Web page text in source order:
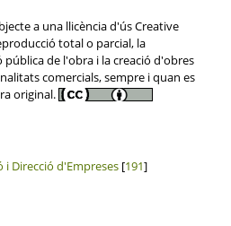
a una llicència d'ús Creative
total o parcial, la
de l'obra i la creació d'obres
comercials, sempre i quan es
original.
Direcció d'Empreses[191]